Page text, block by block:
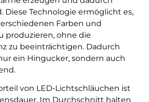
Diese Technologie ermöglicht es,
Farben und
produzieren, ohne die
zu beeinträchtigen. Dadurch
ein Hingucker, sondern auch
von LED-Lichtschläuchen ist
Im Durchschnitt halten